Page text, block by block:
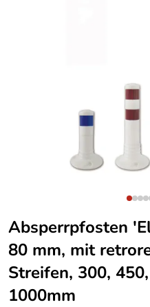
Absperrpfosten
80 mm, mit
Streifen, 300,
1000mm